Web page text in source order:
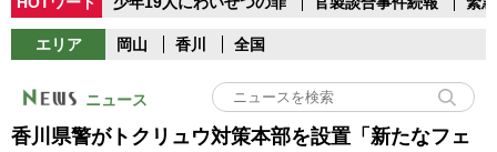
エリア 岡山 香川 全国
ニュース
香川県警がトクリュウ対策本部を設置「新たなフェ